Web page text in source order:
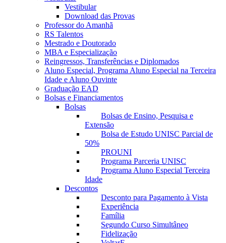
Vestibular
Download das Provas
Professor do Amanhã
RS Talentos
Mestrado e Doutorado
MBA e Especialização
Reingressos, Transferências e Diplomados
Aluno Especial, Programa Aluno Especial na Terceira
Idade e Aluno Ouvinte
Graduação EAD
Bolsas e Financiamentos
Bolsas
Bolsas de Ensino, Pesquisa e
Extensão
Bolsa de Estudo UNISC Parcial de
50%
PROUNI
Programa Parceria UNISC
Programa Aluno Especial Terceira
Idade
Descontos
Desconto para Pagamento à Vista
Experiência
Família
Segundo Curso Simultâneo
Fidelização